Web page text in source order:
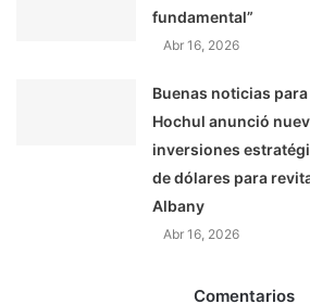
fundamental”
Abr 16, 2026
Buenas noticias
Hochul anunció
inversiones
de dólares para
Albany
Abr 16, 2026
Comentarios